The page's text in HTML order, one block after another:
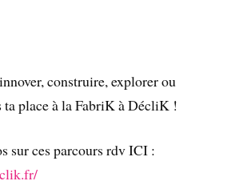
construire, explorer ou
ta place à la FabriK à DécliK !
sur ces parcours rdv ICI :